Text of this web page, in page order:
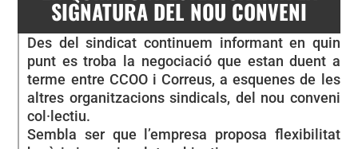
SIGNATURA DEL NOU CONVENI
Des del sindicat continuem informant en quin
punt es troba la negociació que estan duent a
terme entre CCOO i Correus, a esquenes de les
altres organitzacions sindicals, del nou conveni
col·lectiu.
Sembla ser que l’empresa proposa flexibilitat